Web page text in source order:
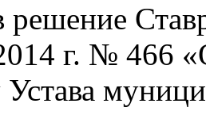
решение
г. № 466